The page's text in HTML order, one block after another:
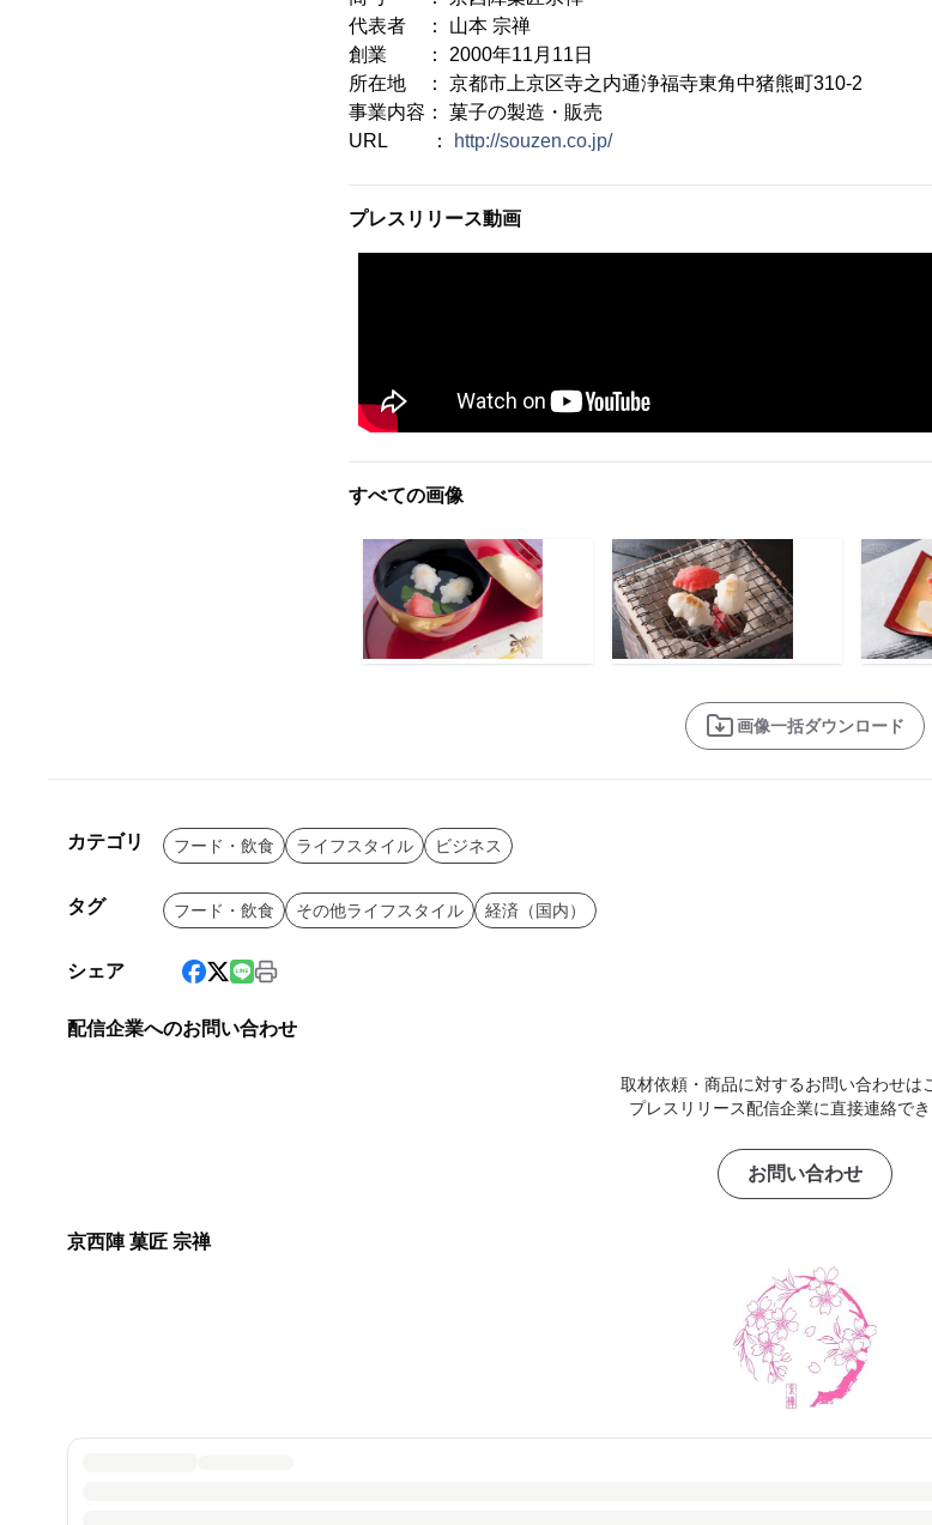
代表者 ： 山本 宗禅
創業 ： 2000年11月11日
所在地 ： 京都市上京区寺之内通浄福寺東角中猪熊町310-2
事業内容： 菓子の製造・販売
URL ：
http://souzen.co.jp/
プレスリリース動画
すべての画像
画像一括ダウンロード
カテゴリ フード・飲食 ライフスタイル ビジネス
タグ フード・飲食 その他ライフスタイル 経済（国内）
シェア
配信企業へのお問い合わせ
取材依頼・商品に対するお問い合わせは
プレスリリース配信企業に直接連絡でき
お問い合わせ
京西陣 菓匠 宗禅